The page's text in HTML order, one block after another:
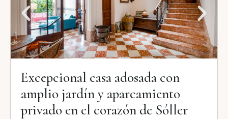
Excepcional casa adosada con
amplio jardín y aparcamiento
privado en el corazón de Sóller